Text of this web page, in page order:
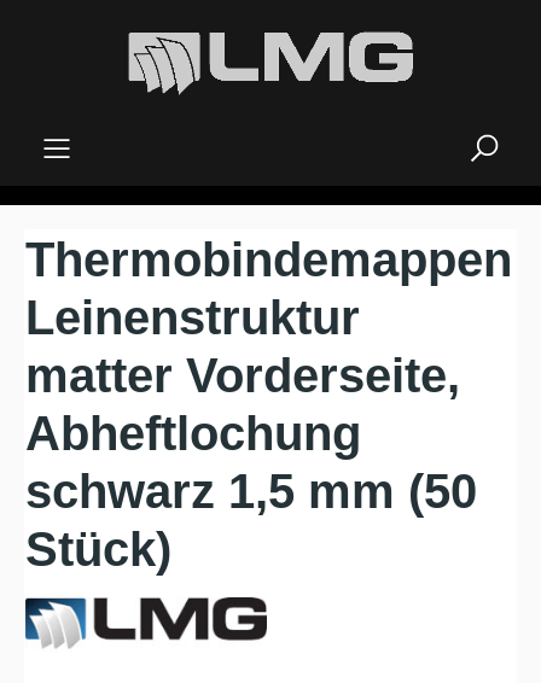
Thermobindemappen
Leinenstruktur
matter Vorderseite,
Abheftlochung
schwarz 1,5 mm (50
Stück)